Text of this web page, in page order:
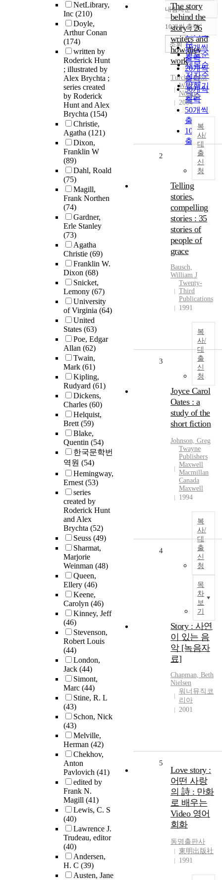
NetLibrary,
Inc (210)
Doyle,
Arthur Conan
(174)
written by
Roderick Hunt
; illustrated by
Alex Brychta ;
series created
by Roderick
Hunt and Alex
Brychta (154)
Christie,
Agatha (121)
Dixon,
Franklin W
(89)
Dahl, Roald
(75)
Magill,
Frank Northen
(74)
Gardner,
Erle Stanley
(73)
Agatha
Christie (69)
Franklin W.
Dixon (68)
Snicket,
Lemony (67)
University
of Virginia (64)
United
States (63)
Poe, Edgar
Allan (62)
Twain,
Mark (61)
Kipling,
Rudyard (61)
Dickens,
Charles (60)
Helquist,
Brett(59)
Blake,
Quentin (54)
한국문학번
역원 (54)
Hemingway,
Ernest(53)
series
created by
Roderick Hunt
and Alex
Brychta (52)
Seuss (49)
Sharmat,
Marjorie
Weinman (48)
Queen,
Ellery (46)
Keene,
Carolyn (46)
Kinney, Jeff
(46)
Stevenson,
Robert Louis
(44)
London,
Jack (44)
Simont,
Marc (44)
Stine, R. L
(43)
Schon, Nick
(43)
Melville,
Herman (42)
Chekhov,
Anton
Pavlovich (41)
edited by
Frank N.
Magill (41)
Lewis, C. S
(40)
Lawrence J.
Trudeau, editor
(40)
Andersen,
H. C (39)
Austen, Jane
정확도
순
인기도
순
연도순
제목순
저자순
발행기
관순
내림차순
내림차순
10개씩 출력
10개씩
출력
20개씩
출력
30개씩
출력
50개씩
출력
100개씩
출력
조회
The story
behind the
story : 26
writers and
how they
work
Turchi, Peter
W.W.
Norton
2004
복
사/
대
출
신
청
2
Telling
stories,
compelling
stories : 35
stories of
people of
grace
Bausch,
William J
Twenty-
Third
Publications
1991
복
사/
대
출
신
청
3
Joyce Carol
Oates : a
study of the
short fiction
Johnson, Greg
Twayne
Publishers
Maxwell
Macmillan
Canada
Maxwell
1994
복
사/
대
출
신
청
목
차
보
기
4
Story : 사연
이 있는 음
악 [녹음자
료]
Chapman, Beth
Nielsen
워너뮤직코
리아
2001
5
Love story :
어떤 사랑
의 詩 : 만화
로 배우는
Video 영어
회화
동명출판사
東明出版社
1991